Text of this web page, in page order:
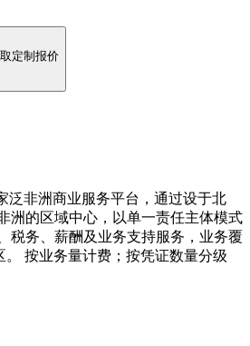
定制报价
泛非洲商业服务平台，通过设于北
洲的区域中心，以单一责任主体模式
税务、薪酬及业务支持服务，业务覆
按业务量计费；按凭证数量分级